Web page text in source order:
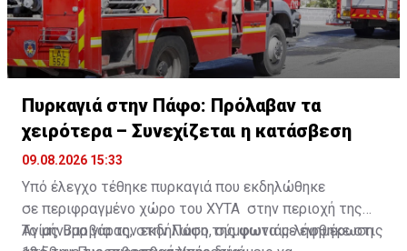
Πυρκαγιά στην Πάφο: Πρόλαβαν τα
χειρότερα – Συνεχίζεται η κατάσβεση
09.08.2026 15:33
Υπό έλεγχο τέθηκε πυρκαγιά που εκδηλώθηκε
σε περιφραγμένο χώρο του ΧΥΤΑ στην περιοχή της
Αγίας Βαρβάρας, στην Πάφο, σύμφωνα με ενημέρωση
Το μήνυμα για την εκδήλωση της φωτιάς λήφθηκε στις